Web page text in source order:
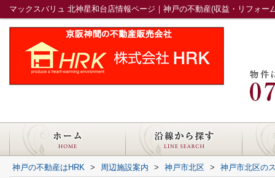
マックスバリュ 北神星和台店情報ページ｜神戸の不動産(収益・リフォー
神戸の不動産はHRK > 周辺施設案内 > 神戸市北区 > 神戸市北区の